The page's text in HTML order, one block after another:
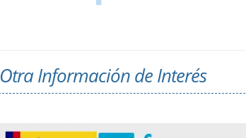
Otra Información de Interés